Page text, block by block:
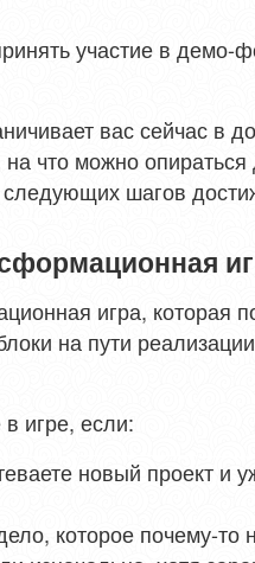
участие в демо-
вас сейчас в
что можно
шагов
игра, которая
на пути
игре, если:
новый проект и
которое почему-то